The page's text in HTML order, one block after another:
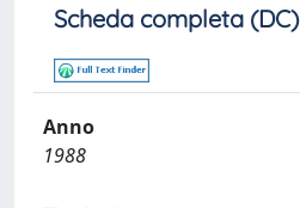
Scheda completa (DC)
Anno
1988